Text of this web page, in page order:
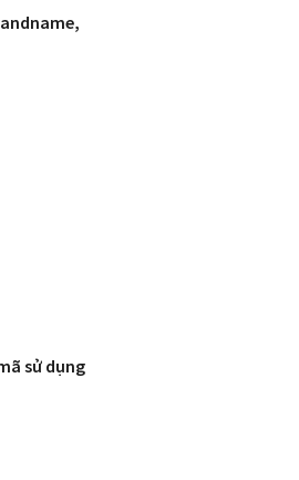
sử dụng